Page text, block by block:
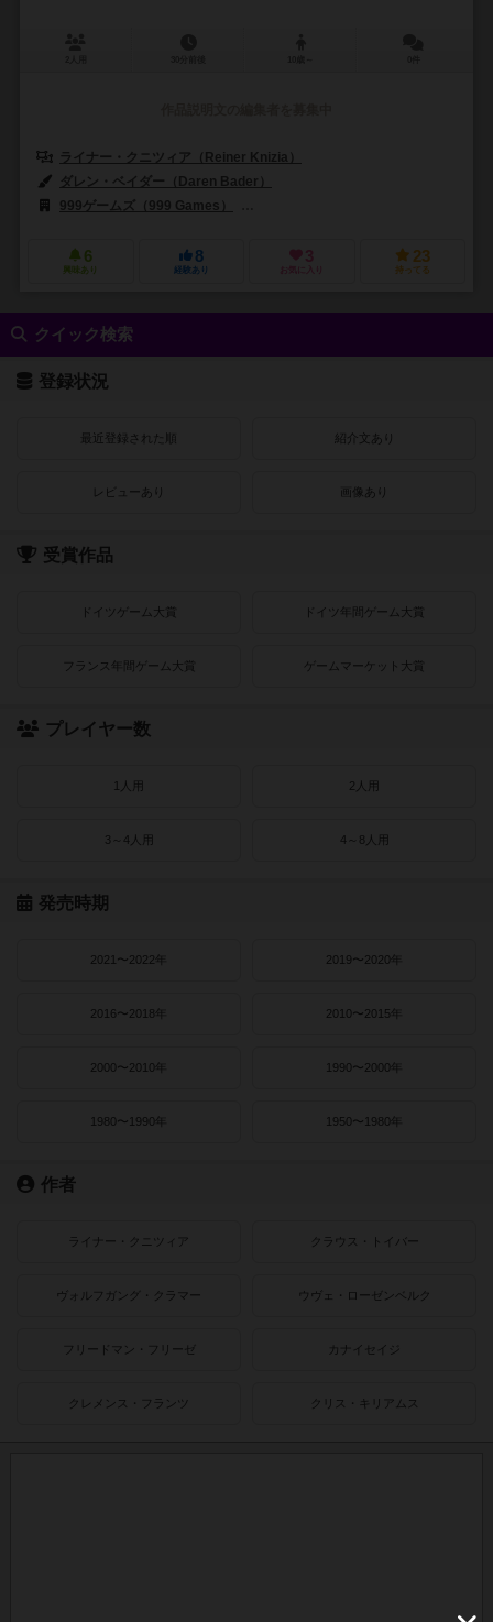
ライナー・クニツィア（Reiner Knizia）
ダレン・ベイダー（Daren Bader）
999ゲームズ（999 Games）
6
興味あり
8
経験あり
3
お気に入り
23
持ってる
クイック検索
登録状況
最近登録された順 紹介文あり
レビューあり 画像あり
受賞作品
ドイツゲーム大賞 ドイツ年間ゲーム大賞
フランス年間ゲーム大賞 ゲームマーケット大賞
プレイヤー数
1人用 2人用
3～4人用 4～8人用
発売時期
2021〜2022年 2019〜2020年
2016〜2018年 2010〜2015年
2000〜2010年 1990〜2000年
1980〜1990年 1950〜1980年
作者
ライナー・クニツィア クラウス・トイバー
ヴォルフガング・クラマー ウヴェ・ローゼンベルク
フリードマン・フリーゼ カナイセイジ
クレメンス・フランツ クリス・キリアムス